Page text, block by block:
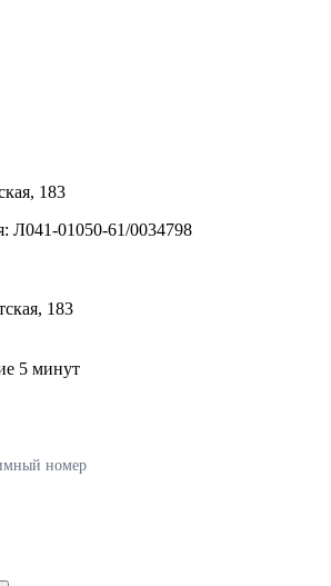
183
Л041-01050-61/0034798
183
5 минут
номер